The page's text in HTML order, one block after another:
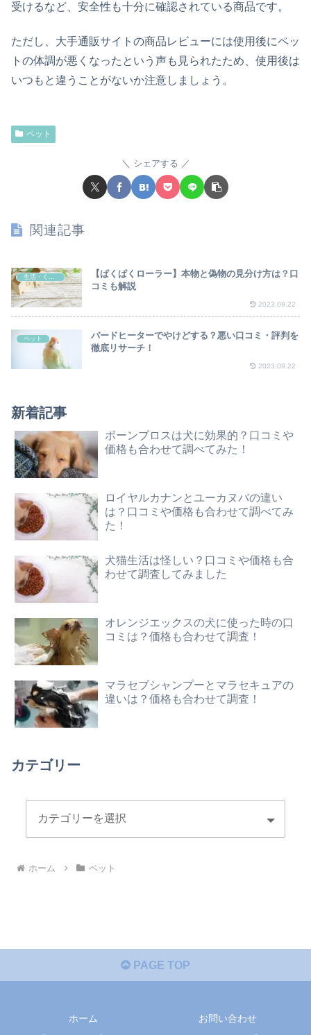
受けるなど、安全性も十分に確認されている商品です。
ただし、大手通販サイトの商品レビューには使用後にペッ
トの体調が悪くなったという声も見られたため、使用後は
いつもと違うことがないか注意しましょう。
ペット
シェアする
関連記事
生活・くらし
【ぱくぱくローラー】本物と偽物の見分け方は？口
コミも解説
2023.09.22
ペット
バードヒーターでやけどする？悪い口コミ・評判を
徹底リサーチ！
2023.09.22
新着記事
ボーンブロスは犬に効果的？口コミや
価格も合わせて調べてみた！
ロイヤルカナンとユーカヌバの違い
は？口コミや価格も合わせて調べてみ
た！
犬猫生活は怪しい？口コミや価格も合
わせて調査してみました
オレンジエックスの犬に使った時の口
コミは？価格も合わせて調査！
マラセブシャンプーとマラセキュアの
違いは？価格も合わせて調査！
カテゴリー
ホーム ペット
PAGE TOP
ホーム
お問い合わせ